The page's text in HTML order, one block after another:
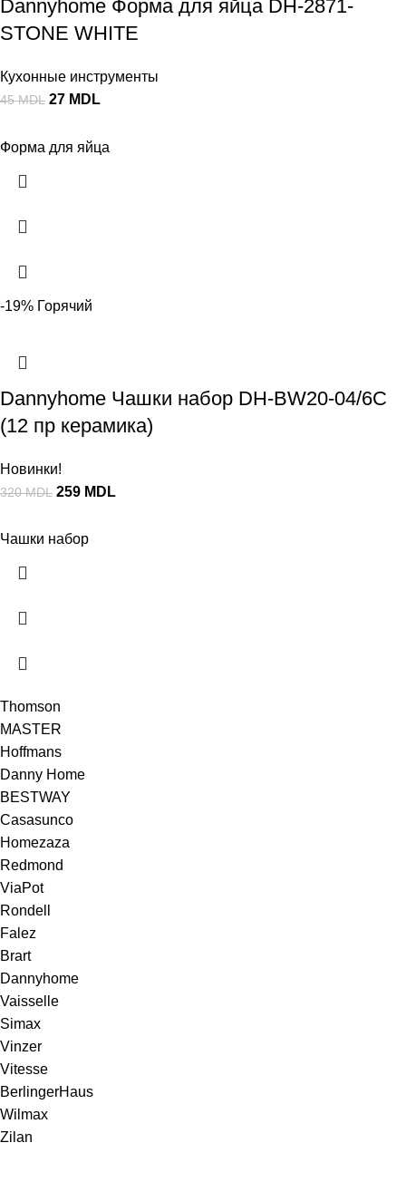
Dannyhome Форма для яйца DH-2871-
STONE WHITE
Кухонные инструменты
45MDL 27 MDL
Форма для яйца
-19% Горячий
Dannyhome Чашки набор DH-BW20-04/6C
(12 пр керамика)
Новинки!
320MDL 259 MDL
Чашки набор
Thomson
MASTER
Hoffmans
Danny Home
BESTWAY
Casasunco
Homezaza
Redmond
ViaPot
Rondell
Falez
Brart
Dannyhome
Vaisselle
Simax
Vinzer
Vitesse
BerlingerHaus
Wilmax
Zilan